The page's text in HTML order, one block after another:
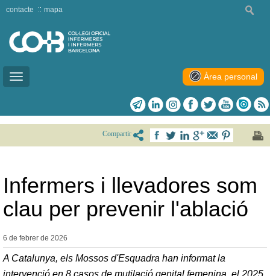
Toggle
contacte mapa
Àrea personal
Compartir
Infermers i llevadores som
clau per prevenir l'ablació
6 de febrer de 2026
A Catalunya, els Mossos d'Esquadra han informat la